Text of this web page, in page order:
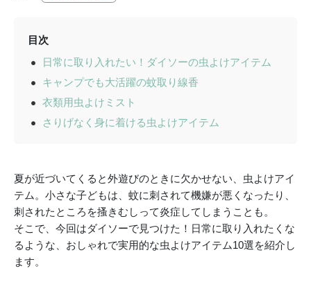
目次
日常に取り入れたい！ダイソーの虫よけアイテム
キャンプでも大活躍の蚊取り線香
衣類用虫よけミスト
さりげなく身に着ける虫よけアイテム
夏が近づいてくると外遊びのときに欠かせない、虫よけアイ
テム。小さな子どもは、蚊に刺されて機嫌が悪くなったり、
刺されたところを搔きむしって炎症してしまうことも。
そこで、今回はダイソーで見つけた！日常に取り入れたくな
るような、おしゃれで実用的な虫よけアイテム10選を紹介し
ます。